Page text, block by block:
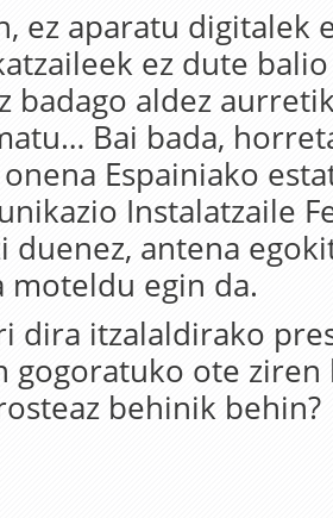
ez aparatu digitalek
ez dute
badago aldez
Bai bada,
Espainiako
Instalatzaile
duenez, antena
moteldu egin da.
dira itzalaldirako
gogoratuko ote
behinik behin?